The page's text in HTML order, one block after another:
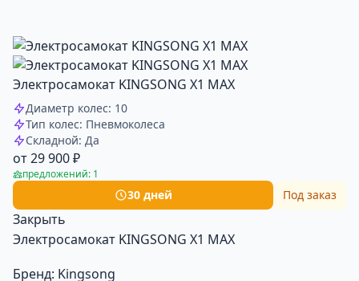
Электросамокат KINGSONG X1 MAX
Диаметр колес: 10
Тип колес: Пневмоколеса
Складной: Да
от 29 900 ₽
предложений: 1
30 дней Под заказ
Закрыть
Электросамокат KINGSONG X1 MAX
Бренд: Kingsong